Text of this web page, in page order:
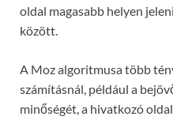
oldal magasabb helyen
között.
A Moz algoritmusa több
számításnál, például a
minőségét, a hivatkozó